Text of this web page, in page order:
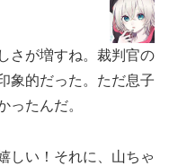
さが増すね。裁判官の
象的だった。ただ息子
ったんだ。
しい！それに、山ちゃ